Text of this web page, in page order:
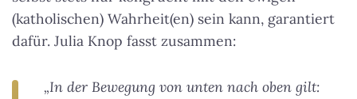
(katholischen) Wahrheit(en) sein kann, garantiert
dafür. Julia Knop fasst zusammen:
„In der Bewegung von unten nach oben gilt: